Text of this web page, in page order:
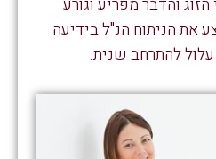
והדבר מפריע וגורע
את הניתוח הנ"ל בידיעה
להתרחב שנית.